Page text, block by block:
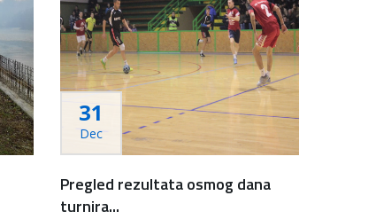
31
Dec
Pregled rezultata osmog dana
turnira...